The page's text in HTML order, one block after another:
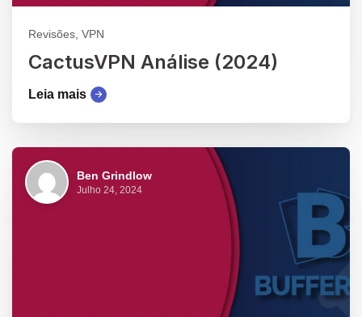
Revisões, VPN
CactusVPN Análise (2024)
Leia mais
Ben Grindlow
Julho 24, 2024